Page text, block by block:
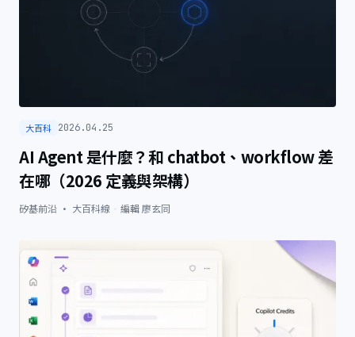
大百科 2026.04.25
AI Agent 是什麼？和 chatbot、workflow 差
在哪（2026 定義與架構）
矽基前沿 · 大百科線 編輯廖玄同